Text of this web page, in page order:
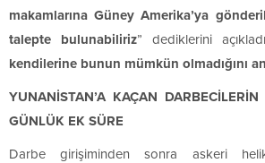
makamlarına Güney Amerika’ya
talepte bulunabiliriz” dediklerini
kendilerine bunun mümkün olmadığını
YUNANİSTAN’A KAÇAN
GÜNLÜK EK SÜRE
Darbe girişiminden sonra askeri